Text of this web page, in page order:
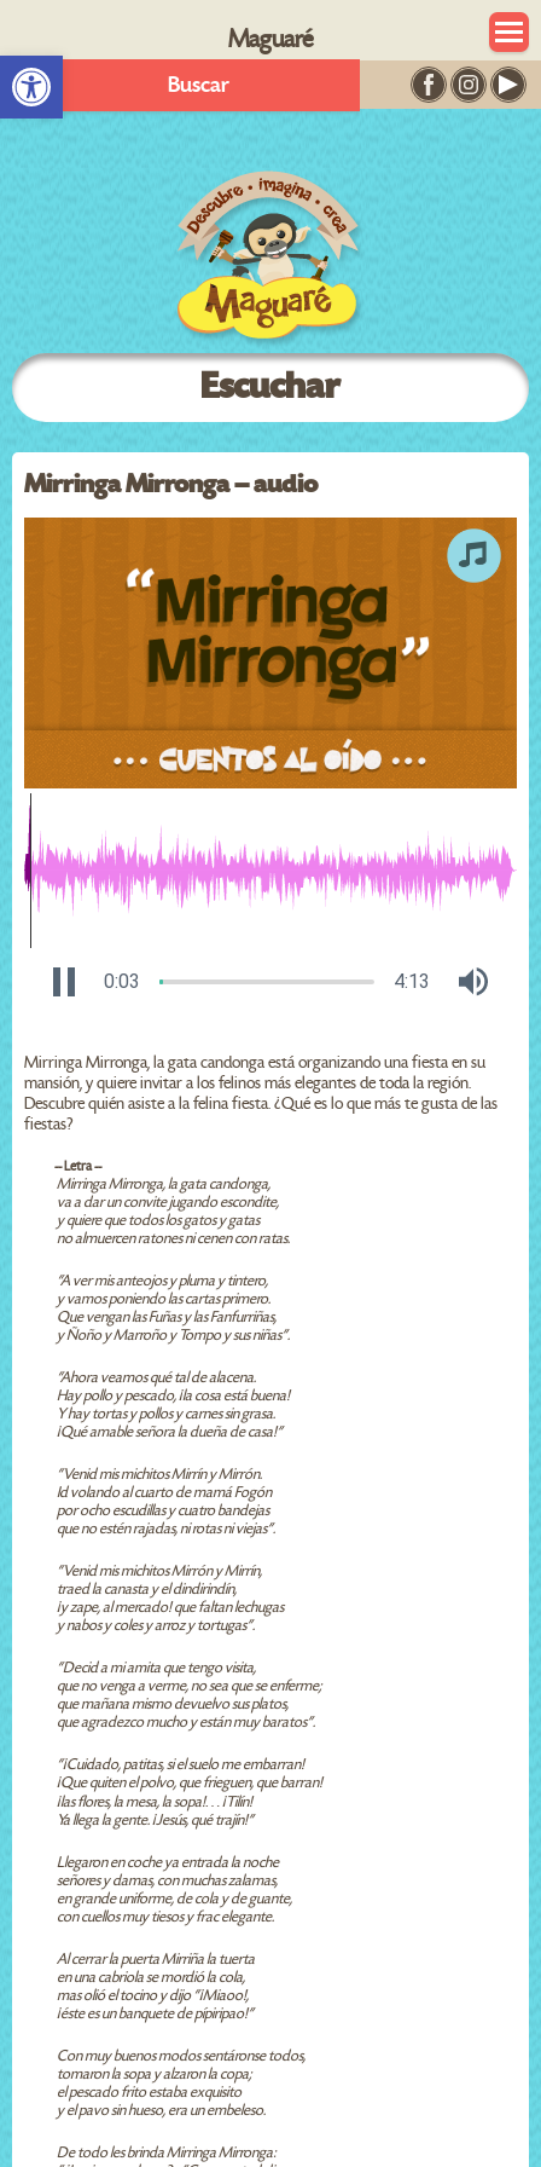
Abrir barra de herramientas
Maguaré
Buscar
Escuchar
Mirringa Mirronga – audio
0:04 4:13
Mirringa Mirronga, la gata candonga está organizando una fiesta en su
mansión, y quiere invitar a los felinos más elegantes de toda la región.
Descubre quién asiste a la felina fiesta. ¿Qué es lo que más te gusta de las
fiestas?
-- Letra --
Mirringa Mirronga, la gata candonga,
va a dar un convite jugando escondite,
y quiere que todos los gatos y gatas
no almuercen ratones ni cenen con ratas.
“A ver mis anteojos y pluma y tintero,
y vamos poniendo las cartas primero.
Que vengan las Fuñas y las Fanfurriñas,
y Ñoño y Marroño y Tompo y sus niñas”.
“Ahora veamos qué tal de alacena.
Hay pollo y pescado, ¡la cosa está buena!
Y hay tortas y pollos y carnes sin grasa.
¡Qué amable señora la dueña de casa!”
“Venid mis michitos Mirrín y Mirrón.
Id volando al cuarto de mamá Fogón
por ocho escudillas y cuatro bandejas
que no estén rajadas, ni rotas ni viejas”.
“Venid mis michitos Mirrón y Mirrín,
traed la canasta y el dindirindín,
¡y zape, al mercado! que faltan lechugas
y nabos y coles y arroz y tortugas”.
“Decid a mi amita que tengo visita,
que no venga a verme, no sea que se enferme;
que mañana mismo devuelvo sus platos,
que agradezco mucho y están muy baratos”.
“¡Cuidado, patitas, si el suelo me embarran!
¡Que quiten el polvo, que frieguen, que barran!
¡las flores, la mesa, la sopa!… ¡Tilín!
Ya llega la gente. ¡Jesús, qué trajín!”
Llegaron en coche ya entrada la noche
señores y damas, con muchas zalamas,
en grande uniforme, de cola y de guante,
con cuellos muy tiesos y frac elegante.
Al cerrar la puerta Mirriña la tuerta
en una cabriola se mordió la cola,
mas olió el tocino y dijo “¡Miaoo!,
¡éste es un banquete de pípiripao!”
Con muy buenos modos sentáronse todos,
tomaron la sopa y alzaron la copa;
el pescado frito estaba exquisito
y el pavo sin hueso, era un embeleso.
De todo les brinda Mirringa Mirronga: